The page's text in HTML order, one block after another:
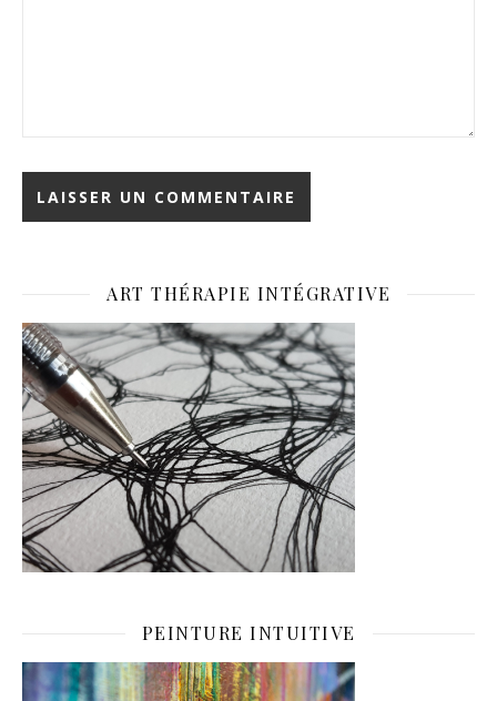
ART THÉRAPIE INTÉGRATIVE
PEINTURE INTUITIVE